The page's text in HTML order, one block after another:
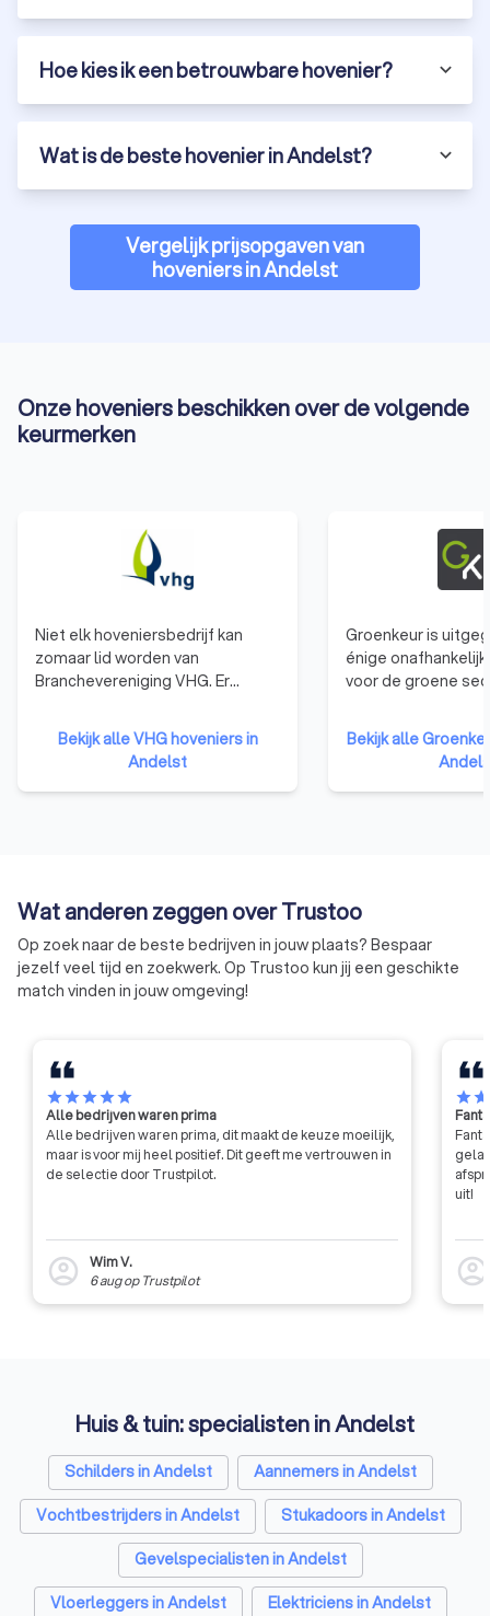
Hoe kies ik een betrouwbare hovenier?
Wat is de beste hovenier in Andelst?
Vergelijk prijsopgaven van
hoveniers in Andelst
Onze hoveniers beschikken over de volgende
keurmerken
Niet elk hoveniersbedrijf kan
zomaar lid worden van
Branchevereniging VHG. Er
toelatingseisen. Die waarborgen
dat elk VHG-lid een echte
groenprofessional is. U kunt
zorgeloos genieten,
toch iets niet in orde zijn, dan
heeft u de garantie dat fouten en
schade worden hersteld.
Bekijk alle VHG hoveniers in
Andelst
Groenkeur is
énige
voor de groene
Of het nu gaat om
groen, een
schoolplein,
sportpark,
Bekijk alle
Wat anderen zeggen over Trustoo
Op zoek naar de beste bedrijven in jouw plaats? Bespaar
jezelf veel tijd en zoekwerk. Op Trustoo kun jij een geschikte
match vinden in jouw omgeving!
starstarstarstarstar
Alle bedrijven waren prima
Alle bedrijven waren prima, dit maakt de keuze moeilijk,
maar is voor mij heel positief. Dit geeft me vertrouwen in
de selectie door Trustpilot.
account_circle
Wim V.
6 augop Trustpilot
starstar
uit!
account_circle
Huis & tuin: specialisten in Andelst
Schilders in Andelst
Aannemers in Andelst
Vochtbestrijders in Andelst
Stukadoors in Andelst
Gevelspecialisten in Andelst
Vloerleggers in Andelst
Elektriciens in Andelst